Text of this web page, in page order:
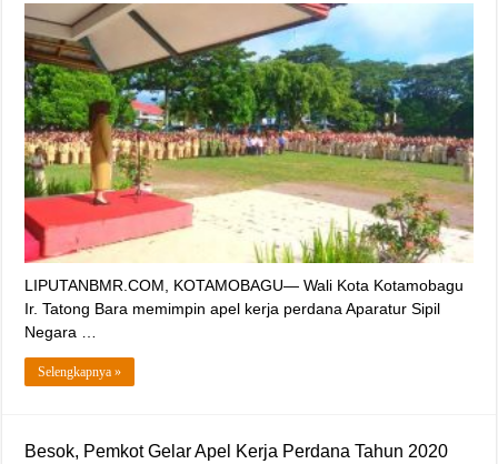
LIPUTANBMR.COM, KOTAMOBAGU— Wali Kota Kotamobagu
Ir. Tatong Bara memimpin apel kerja perdana Aparatur Sipil
Negara …
Selengkapnya »
Besok, Pemkot Gelar Apel Kerja Perdana Tahun 2020